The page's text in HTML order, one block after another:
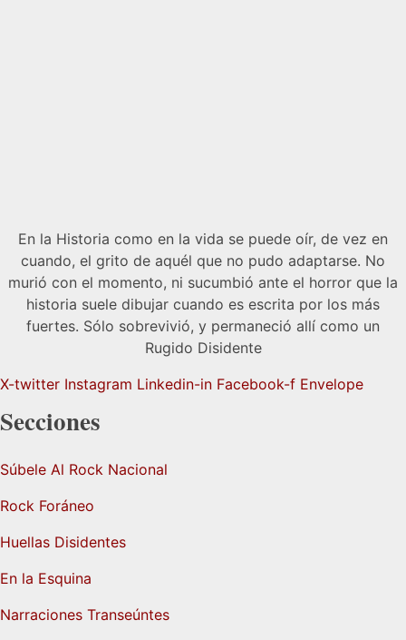
En la Historia como en la vida se puede oír, de vez en
cuando, el grito de aquél que no pudo adaptarse. No
murió con el momento, ni sucumbió ante el horror que la
historia suele dibujar cuando es escrita por los más
fuertes. Sólo sobrevivió, y permaneció allí como un
Rugido Disidente
X-twitter Instagram Linkedin-in Facebook-f Envelope
Secciones
Súbele Al Rock Nacional
Rock Foráneo
Huellas Disidentes
En la Esquina
Narraciones Transeúntes